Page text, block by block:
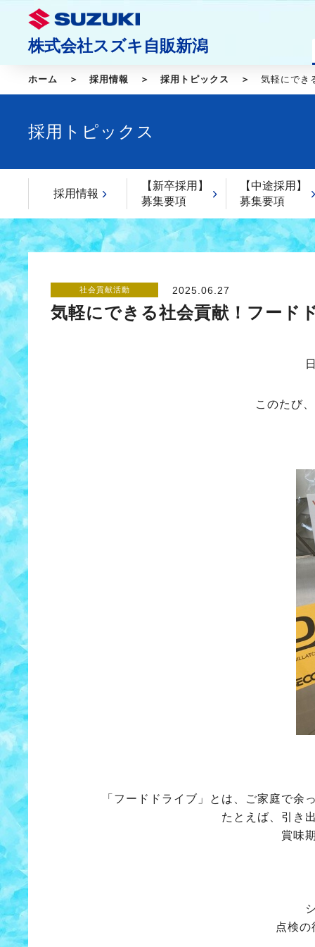
株式会社スズキ自販新潟
ホーム 採用情報 採用トピックス 気軽にでき
採用トピックス
採用情報
【新卒採用】
募集要項
【中途採用】
募集要項
社会貢献活動 2025.06.27
気軽にできる社会貢献！フード
このたび
「フードドライブ」とは、ご家庭で
たとえば、引き
賞味
点検